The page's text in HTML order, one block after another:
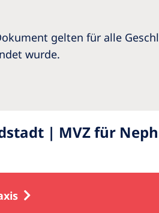
gelten für alle
wurde.
| MVZ für